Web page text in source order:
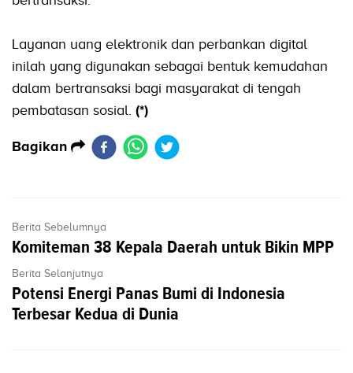
Layanan uang elektronik dan perbankan digital
inilah yang digunakan sebagai bentuk kemudahan
dalam bertransaksi bagi masyarakat di tengah
pembatasan sosial. (*)
Bagikan
Berita Sebelumnya
Komiteman 38 Kepala Daerah untuk Bikin MPP
Berita Selanjutnya
Potensi Energi Panas Bumi di Indonesia
Terbesar Kedua di Dunia